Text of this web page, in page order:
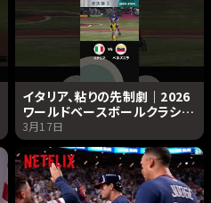
イタリア、粘りの先制劇｜2026
ワールドベースボールクラシッ
ク | Netflix Japan
3月17日